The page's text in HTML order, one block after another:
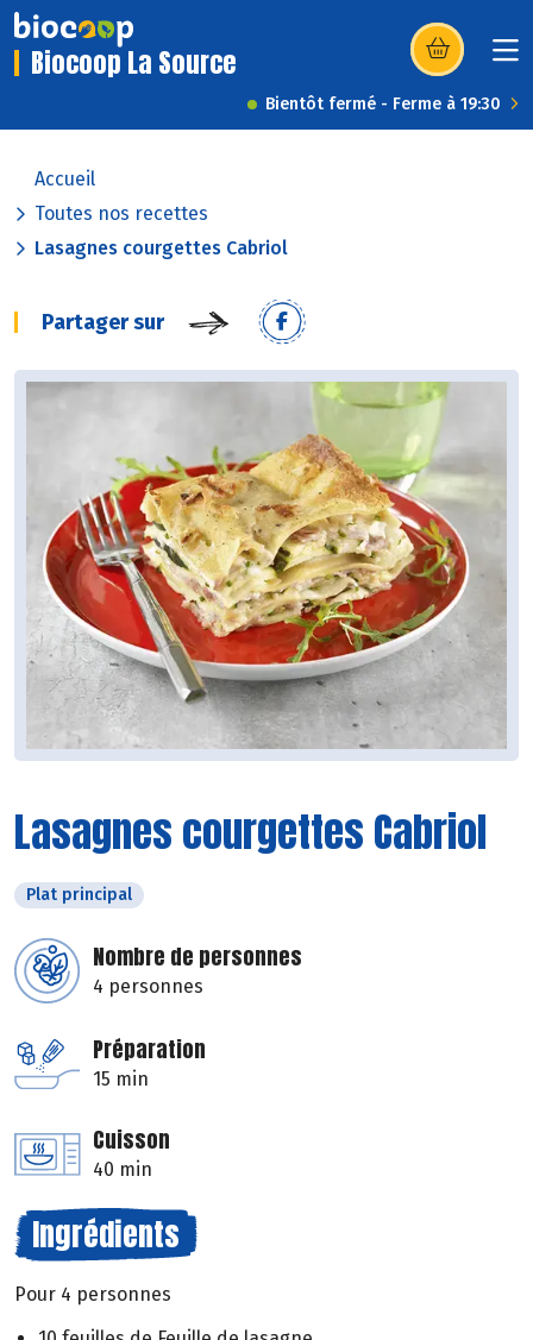
Biocoop La Source (s’ouvre dans
Bientôt fermé - Ferme à 19:30
Accueil
Toutes nos recettes
Lasagnes courgettes Cabriol
Partager sur
Lasagnes courgettes Cabriol
Plat principal
Nombre de personnes
4 personnes
Préparation
15 min
Cuisson
40 min
Ingrédients
Pour 4 personnes